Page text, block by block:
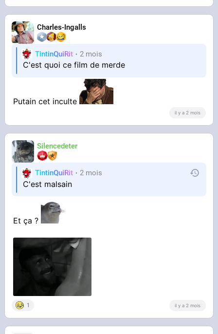
Charles-Ingalls
TintinQuiRit 2 mois
C'est quoi ce film de merde
Putain cet inculte
il y a 2 mois
Silencedeter
TintinQuiRit 2 mois
C'est malsain
Et ça ?
1 il y a 2 mois